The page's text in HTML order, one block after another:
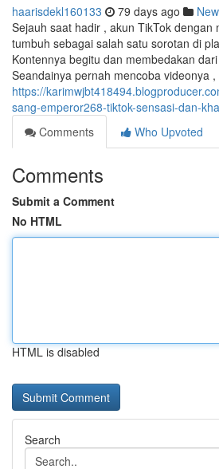
haarisdekl160133 79 days ago
Sejauh saat hadir , akun TikTok dengan
tumbuh sebagai salah satu sorotan di
Kontennya begitu dan membedakan
Seandainya pernah mencoba videonya ,
https://
sang-emperor268-tiktok-sensasi-dan-
Comments
Who Upvoted
Comments
Submit a Comment
No HTML
HTML is disabled
Search